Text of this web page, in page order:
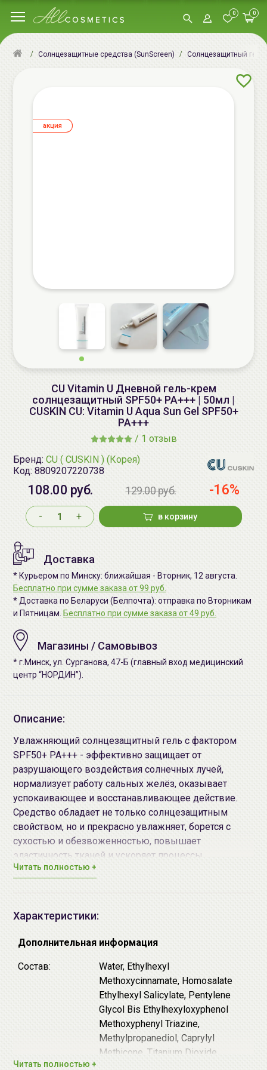
0 0
Солнцезащитные средства (SunScreen) Солнцезащитный гель
aкция
CU Vitamin U Дневной гель-крем
солнцезащитный SPF50+ PA+++ | 50мл |
CUSKIN CU: Vitamin U Aqua Sun Gel SPF50+
PA+++
/ 1 отзыв
Бренд: CU ( CUSKIN ) (Корея)
Код: 8809207220738
108.00 руб. 129.00 руб. -16%
- + в корзину
Доставка
* Курьером по Минску: ближайшая - Вторник, 12 августа.
Бесплатно при сумме заказа от 99 руб.
* Доставка по Беларуси (Белпочта): отправка по Вторникам
и Пятницам. Бесплатно при сумме заказа от 49 руб.
Магазины / Самовывоз
* г.Минск, ул. Сурганова, 47-Б (главный вход медицинский
центр “НОРДИН”).
Описание:
Увлажняющий солнцезащитный гель с фактором
SPF50+ PA+++ - эффективно защищает от
разрушающего воздействия солнечных лучей,
нормализует работу сальных желёз, оказывает
успокаивающее и восстанавливающее действие.
Средство обладает не только солнцезащитным
свойством, но и прекрасно увлажняет, борется с
сухостью и обезвоженностью, повышает
эластичность тканей и ускоряет процессы
регенерации. В состав продукта входят физические и
наиболее стабильными, водоустойчивыми и
Содержит 2 фотостабильных безопасных
химических фильтра нового поколения:
Uvinul T 150 (Ethylhexyl Triazone) - защищает от
UVB-излучения.
Tinosorb S (Bis-Ethylhexyloxyphenol Methoxyphenyl
Triazine) - фильтр широкого спектра действия,
защищает от UVA и UVB-лучей.
Читать полностью +
Характеристики:
Дополнительная информация
Состав:
Water, Ethylhexyl
Methoxycinnamate, Homosalate
Ethylhexyl Salicylate, Pentylene
Glycol Bis Ethylhexyloxyphenol
Methoxyphenyl Triazine,
Methylpropanediol, Caprylyl
Methicone, Titanium Dioxide,
Читать полностью +